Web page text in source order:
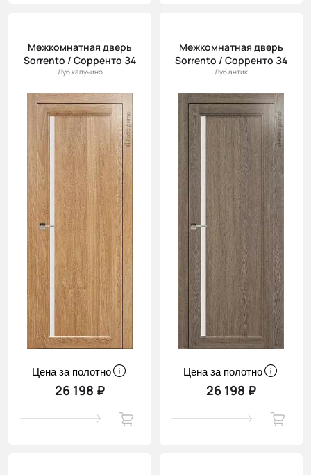
Межкомнатная дверь
Sorrento / Сорренто З4
Дуб капучино
Цена за полотно
26 198 ₽
Межкомнатная дверь
Sorrento / Сорренто З4
Дуб антик
Цена за полотно
26 198 ₽